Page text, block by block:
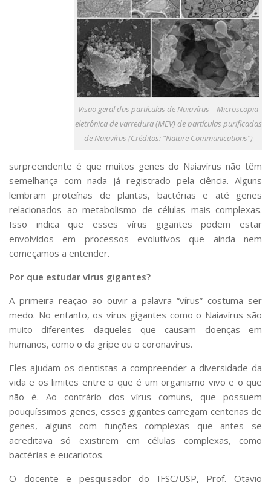
Visão geral das partículas de Naiavírus – Microscopia
eletrônica de varredura (MEV) de partículas purificadas
de Naiavírus (Créditos: “Nature Communications”)
surpreendente é que muitos genes do Naiavírus não têm
semelhança com nada já registrado pela ciência. Alguns
lembram proteínas de plantas, bactérias e até genes
relacionados ao metabolismo de células mais complexas.
Isso indica que esses vírus gigantes podem estar
envolvidos em processos evolutivos que ainda nem
começamos a entender.
Por que estudar vírus gigantes?
A primeira reação ao ouvir a palavra “vírus” costuma ser
medo. No entanto, os vírus gigantes como o Naiavírus são
muito diferentes daqueles que causam doenças em
humanos, como o da gripe ou o coronavírus.
Eles ajudam os cientistas a compreender a diversidade da
vida e os limites entre o que é um organismo vivo e o que
não é. Ao contrário dos vírus comuns, que possuem
pouquíssimos genes, esses gigantes carregam centenas de
genes, alguns com funções complexas que antes se
acreditava só existirem em células complexas, como
bactérias e eucariotos.
O docente e pesquisador do IFSC/USP, Prof. Otavio